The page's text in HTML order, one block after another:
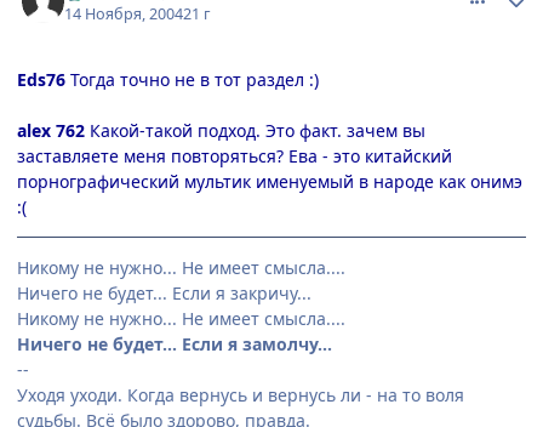
14 Ноября, 200421 г
Eds76 Тогда точно не в тот раздел :)
alex 762 Какой-такой подход. Это факт. зачем вы
заставляете меня повторяться? Ева - это китайский
порнографический мультик именуемый в народе как онимэ
:(
Никому не нужно... Не имеет смысла....
Ничего не будет... Если я закричу...
Никому не нужно... Не имеет смысла....
Ничего не будет... Если я замолчу...
--
Уходя уходи. Когда вернусь и вернусь ли - на то воля
судьбы. Всё было здорово, правда.